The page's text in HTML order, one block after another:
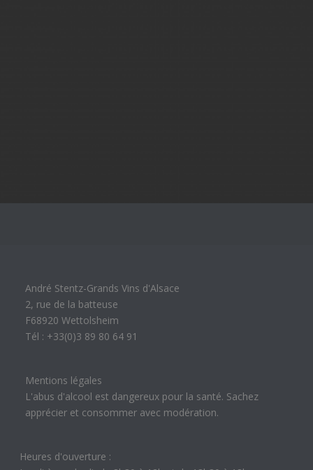
André Stentz-Grands Vins d'Alsace
2, rue de la batteuse
F68920 Wettolsheim
Tél : +33(0)3 89 80 64 91
Mentions légales
L'abus d'alcool est dangereux pour la santé. Sachez
apprécier et consommer avec modération.
Heures d'ouverture :